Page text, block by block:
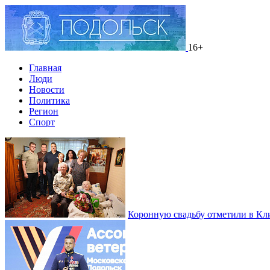
16+
Главная
Люди
Новости
Политика
Регион
Спорт
Коронную свадьбу отметили в